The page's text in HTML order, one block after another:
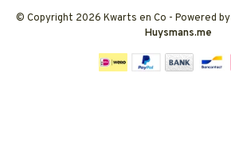
© Copyright 2026 Kwarts en Co - Powered by
Huysmans.me